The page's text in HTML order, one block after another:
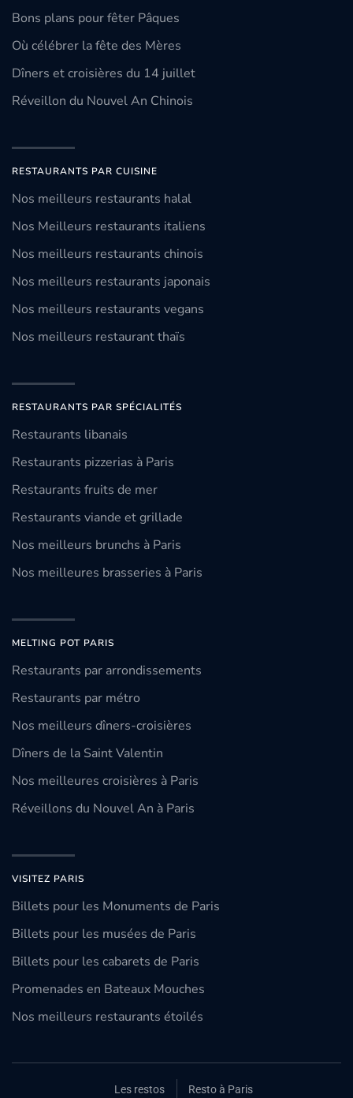
Bons plans pour fêter Pâques
Où célébrer la fête des Mères
Dîners et croisières du 14 juillet
Réveillon du Nouvel An Chinois
RESTAURANTS PAR CUISINE
Nos meilleurs restaurants halal
Nos Meilleurs restaurants italiens
Nos meilleurs restaurants chinois
Nos meilleurs restaurants japonais
Nos meilleurs restaurants vegans
Nos meilleurs restaurant thaïs
RESTAURANTS PAR SPÉCIALITÉS
Restaurants libanais
Restaurants pizzerias à Paris
Restaurants fruits de mer
Restaurants viande et grillade
Nos meilleurs brunchs à Paris
Nos meilleures brasseries à Paris
MELTING POT PARIS
Restaurants par arrondissements
Restaurants par métro
Nos meilleurs dîners-croisières
Dîners de la Saint Valentin
Nos meilleures croisières à Paris
Réveillons du Nouvel An à Paris
VISITEZ PARIS
Billets pour les Monuments de Paris
Billets pour les musées de Paris
Billets pour les cabarets de Paris
Promenades en Bateaux Mouches
Nos meilleurs restaurants étoilés
Les restos Resto à Paris